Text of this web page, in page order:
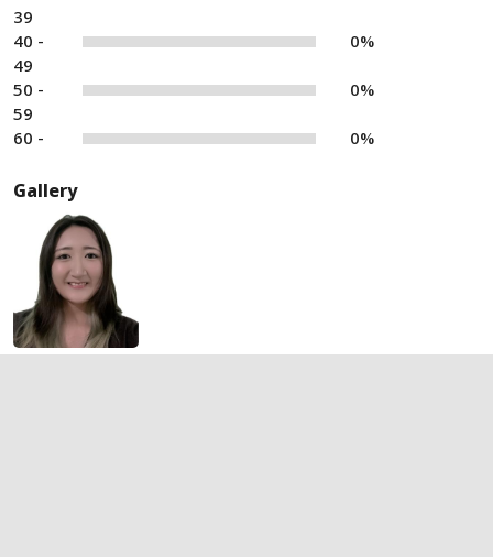
39
40 -
49
0%
50 -
59
0%
60 - 0%
Gallery